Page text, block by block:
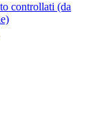
controllati (da